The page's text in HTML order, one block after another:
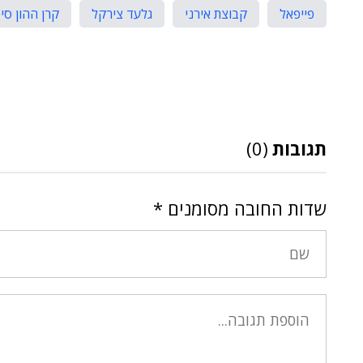
פייפאל קבוצת אירני גלעד צירקל קרן ההון
תגובות (0)
שדות החובה מסומנים *